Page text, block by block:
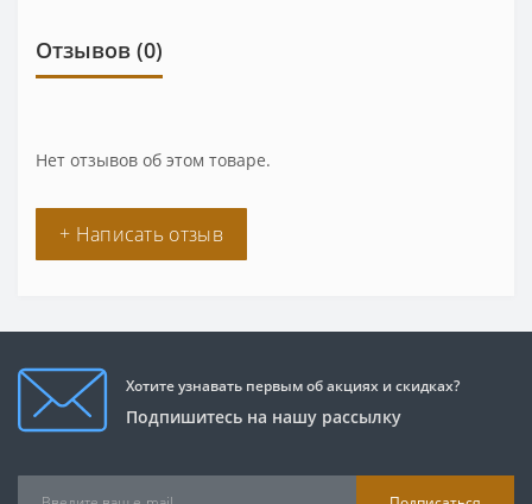
Отзывов (0)
Нет отзывов об этом товаре.
+ Написать отзыв
Хотите узнавать первым об акциях и скидках?
Подпишитесь на нашу рассылку